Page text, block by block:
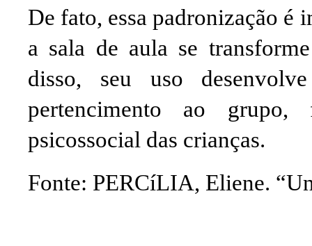
De fato, essa padronização é
a sala de aula se
disso, seu uso
pertencimento ao grupo,
psicossocial das crianças.
Fonte: PERCíLIA, Eliene. “